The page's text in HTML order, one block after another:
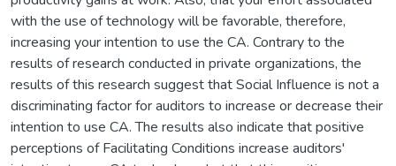
with the use of technology will be favorable, therefore,
increasing your intention to use the CA. Contrary to the
results of research conducted in private organizations, the
results of this research suggest that Social Influence is not a
discriminating factor for auditors to increase or decrease their
intention to use CA. The results also indicate that positive
perceptions of Facilitating Conditions increase auditors'